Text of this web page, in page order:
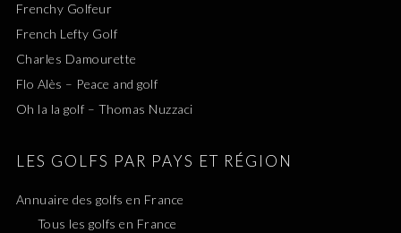
Frenchy Golfeur
French Lefty Golf
Charles Damourette
Flo Alès – Peace and golf
Oh la la golf – Thomas Nuzzaci
LES GOLFS PAR PAYS ET RÉGION
Annuaire des golfs en France
Tous les golfs en France